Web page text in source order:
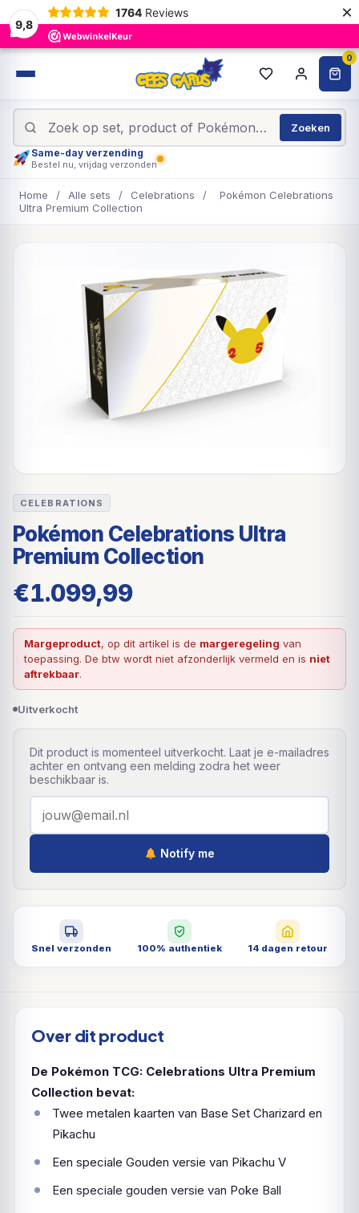
9,8
1764 Reviews ×
0
Zoeken
Same-day verzending
Bestel nu, vrijdag verzonden
Home / Alle sets / Celebrations /
Pokémon Celebrations
Ultra Premium Collection
CELEBRATIONS
Pokémon Celebrations Ultra
Premium Collection
€1.099,99
Margeproduct, op dit artikel is de margeregeling van
toepassing. De btw wordt niet afzonderlijk vermeld en is niet
aftrekbaar.
Uitverkocht
Dit product is momenteel uitverkocht. Laat je e-mailadres
achter en ontvang een melding zodra het weer
beschikbaar is.
Notify me
Snel verzonden 100% authentiek 14 dagen retour
Over dit product
De Pokémon TCG: Celebrations Ultra Premium
Collection bevat:
Twee metalen kaarten van Base Set Charizard en
Pikachu
Een speciale Gouden versie van Pikachu V
Een speciale gouden versie van Poke Ball